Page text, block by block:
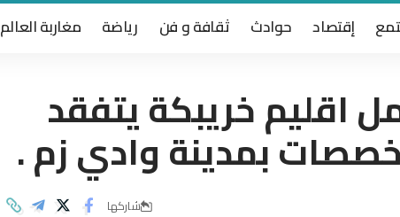
إقتصاد حوادث ثقافة و فن رياضة مغاربة العالم
اقليم خريبكة يتفقد
بمدينة وادي زم .
شاركها